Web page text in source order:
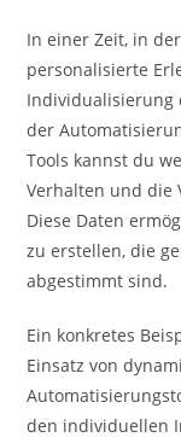
In einer Zeit, in
personalisierte
Individualisierung
der
Tools kannst du
Verhalten und die
Diese Daten
zu erstellen, die
abgestimmt sind.
Ein konkretes
Einsatz von
den individuellen